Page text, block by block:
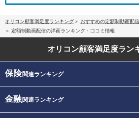
オリコン顧客満足度ランキング おすすめの定額制動画配
定額制動画配信の洋画ランキング・口コミ情報
オリコン顧客満足度ラン
保険関連ランキング
金融関連ランキング